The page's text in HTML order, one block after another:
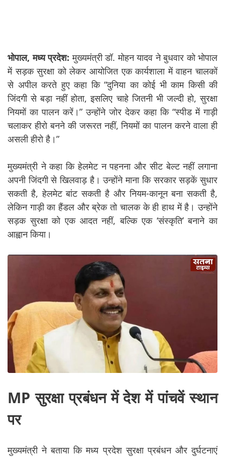
भोपाल, मध्य प्रदेश: मुख्यमंत्रीडॉ. मोहन यादव ने बुधवार को भोपाल
में सड़क सुरक्षा को लेकर आयोजित एक कार्यशाला में वाहन चालकों
से अपील करते हुए कहा कि “दुनिया का कोई भी काम किसी की
जिंदगी से बड़ा नहीं होता, इसलिए चाहे जितनी भी जल्दी हो, सुरक्षा
नियमों का पालन करें।”उन्होंने जोर देकर कहा कि “स्पीड में गाड़ी
चलाकर हीरो बनने की जरूरत नहीं, नियमों का पालन करने वाला ही
असली हीरो है।”
मुख्यमंत्री ने कहा कि हेलमेट न पहनना और सीट बेल्ट नहीं लगाना
अपनी जिंदगी से खिलवाड़ है। उन्होंने माना कि सरकार सड़कें सुधार
सकती है, हेलमेट बांट सकती है और नियम-कानून बना सकती है,
लेकिन गाड़ी का हैंडल और ब्रेक तो चालक के ही हाथ में है। उन्होंने
सड़क सुरक्षा को एक आदत नहीं, बल्कि एक ‘संस्कृति’ बनाने का
आह्वान किया।
MP सुरक्षा प्रबंधन में देश में पांचवें स्थान
पर
मुख्यमंत्री ने बताया कि मध्य प्रदेश सुरक्षा प्रबंधन और दुर्घटनाएं